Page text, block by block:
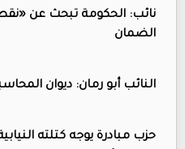
نائب: الحكومة تبحث عن
الضمان
النائب أبو رمان: ديوان
حزب مبادرة يوجه كتلته